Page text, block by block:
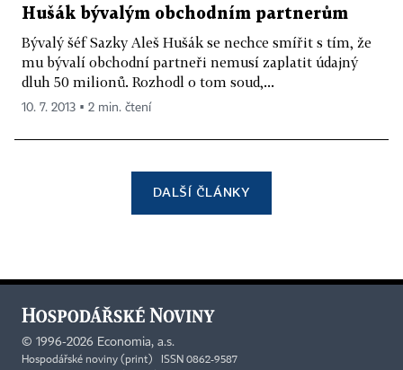
Hušák bývalým obchodním partnerům
Bývalý šéf Sazky Aleš Hušák se nechce smířit s tím, že
mu bývalí obchodní partneři nemusí zaplatit údajný
dluh 50 milionů. Rozhodl o tom soud,...
10. 7. 2013 ▪ 2 min. čtení
DALŠÍ ČLÁNKY
© 1996-2026 Economia, a.s.
Hospodářské noviny (print) ISSN 0862-9587